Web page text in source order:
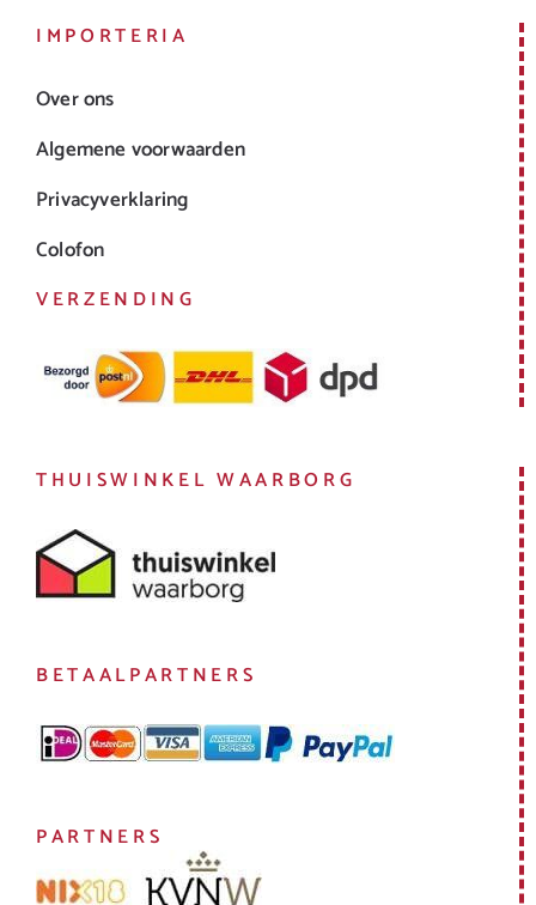
IMPORTERIA
Over ons
Algemene voorwaarden
Privacyverklaring
Colofon
VERZENDING
THUISWINKEL WAARBORG
BETAALPARTNERS
PARTNERS